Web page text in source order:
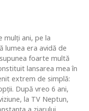
mulţi ani, pe la
lumea era avidă de
foarte multă
lansarea mea în
extrem de simplă:
După vreo 6 ani,
la TV Neptun,